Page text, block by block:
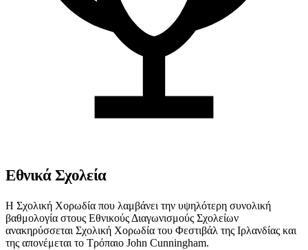
Εθνικά Σχολεία
Η Σχολική Χορωδία που λαμβάνει την υψηλότερη συνολική
βαθμολογία στους Εθνικούς Διαγωνισμούς Σχολείων
ανακηρύσσεται Σχολική Χορωδία του Φεστιβάλ της Ιρλανδίας και
της απονέμεται το Τρόπαιο John Cunningham.